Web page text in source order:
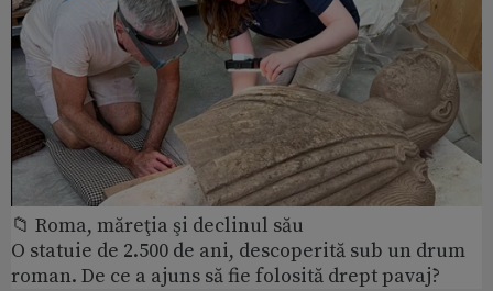
📁 Roma, măreţia şi declinul său
O statuie de 2.500 de ani, descoperită sub un drum
roman. De ce a ajuns să fie folosită drept pavaj?